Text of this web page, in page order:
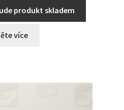
produkt skladem
více